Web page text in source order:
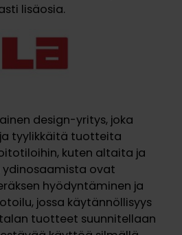
lisäosia.
design-yritys, joka
tyylikkäitä tuotteita
kuten altaita ja
ydinosaamista ovat
hyödyntäminen ja
jossa käytännöllisyys
tuotteet suunnitellaan